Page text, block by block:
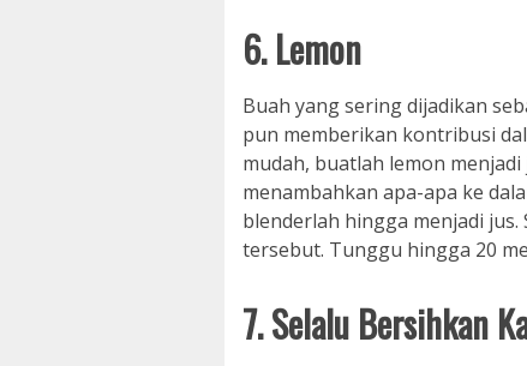
6. Lemon
Buah yang sering dijadikan
pun memberikan kontribusi
mudah, buatlah lemon
menambahkan apa-apa ke
blenderlah hingga menjadi jus.
tersebut. Tunggu hingga 20
7. Selalu Bersihkan